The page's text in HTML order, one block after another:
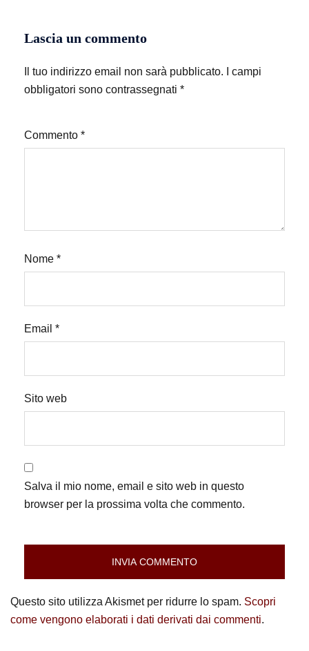
Lascia un commento
Il tuo indirizzo email non sarà pubblicato.
I campi
obbligatori sono contrassegnati *
Commento *
Nome *
Email *
Sito web
Salva il mio nome, email e sito web in questo
browser per la prossima volta che commento.
Questo sito utilizza Akismet per ridurre lo spam. Scopri
come vengono elaborati i dati derivati dai commenti.